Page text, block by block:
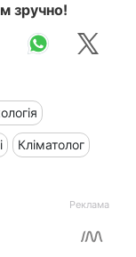
зручно!
Кліматолог